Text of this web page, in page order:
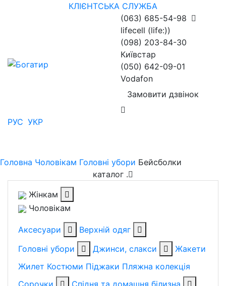
КЛІЄНТСЬКА СЛУЖБА
(063) 685-54-98
lifecell (life:))
(098) 203-84-30
Київстар
(050) 642-09-01
Vodafon
Замовити дзвінок
РУС УКР
Головна Чоловікам Головні убори Бейсболки
каталог .
Жінкам
Чоловікам
Аксесуари
Верхній одяг
Головні убори
Джинси, слакси
Жакети
Жилет Костюми Піджаки Пляжна колекція
Сорочки
Спідня та домашня білизна